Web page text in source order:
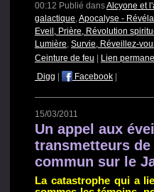
00:12 Publié dansAlcyone et
galactique,Apocalyse -
Eveil, Prière, Révolution
Lumière, Survie, Réveillez-
Ceinture de feu
Lien
Digg
Facebook
15/03/2011
Un appel aux
transmetteurs
commun sur le
La catastrophe qui a